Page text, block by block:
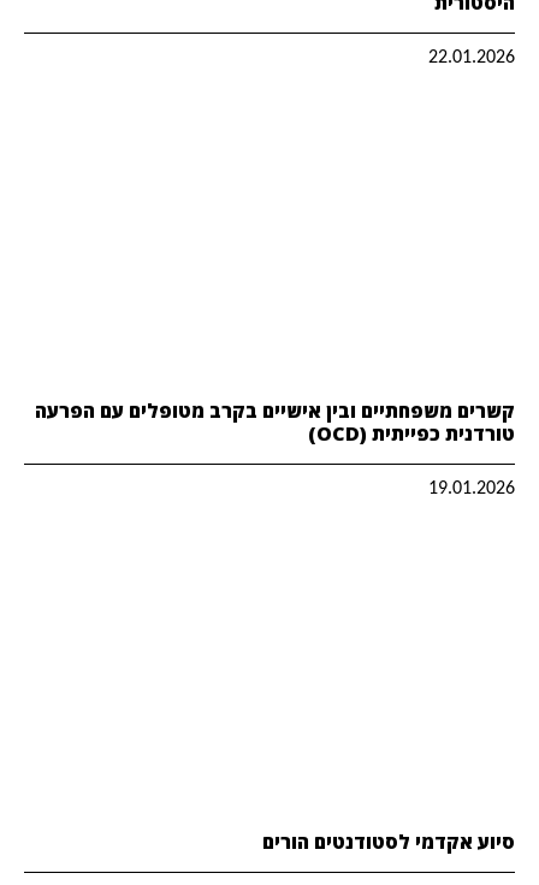
22.01.2026
קשרים משפחתיים ובין אישיים בקרב מטופלים עם הפרעה
טורדנית כפייתית (OCD)
19.01.2026
סיוע אקדמי לסטודנטים הורים